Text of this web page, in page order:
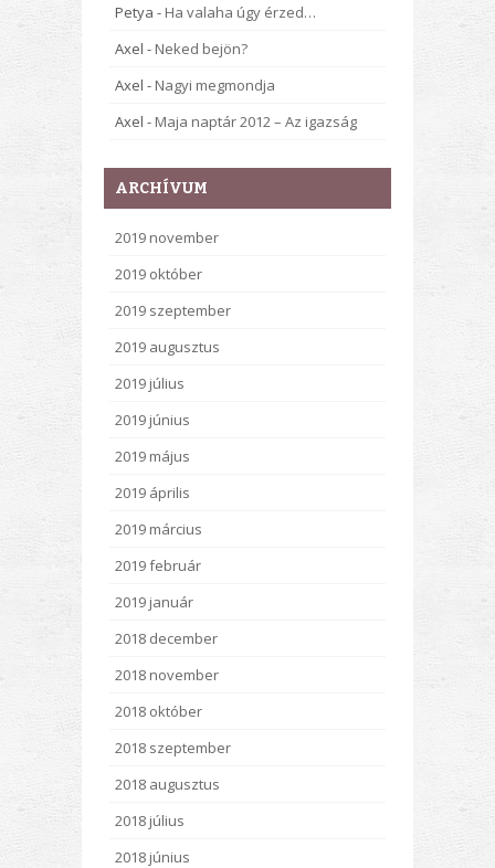
Petya - Ha valaha úgy érzed…
Axel - Neked bejön?
Axel - Nagyi megmondja
Axel - Maja naptár 2012 – Az igazság
ARCHÍVUM
2019 november
2019 október
2019 szeptember
2019 augusztus
2019 július
2019 június
2019 május
2019 április
2019 március
2019 február
2019 január
2018 december
2018 november
2018 október
2018 szeptember
2018 augusztus
2018 július
2018 június